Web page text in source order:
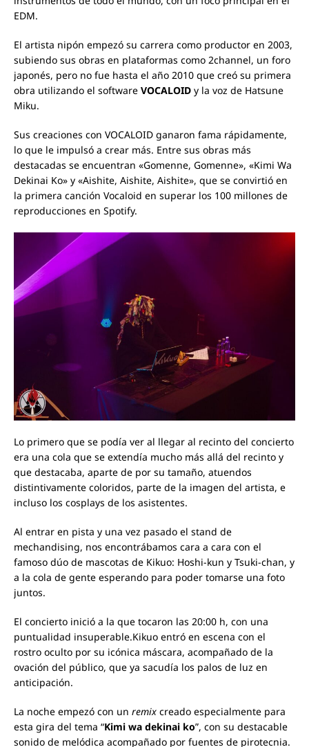
EDM.
El artista nipón empezó su carrera como productor en 2003,
subiendo sus obras en plataformas como 2channel, un foro
japonés, pero no fue hasta el año 2010 que creó su primera
obra utilizando el software VOCALOID y la voz de Hatsune
Miku.
Sus creaciones con VOCALOID ganaron fama rápidamente,
lo que le impulsó a crear más. Entre sus obras más
destacadas se encuentran «Gomenne, Gomenne», «Kimi Wa
Dekinai Ko» y «Aishite, Aishite, Aishite», que se convirtió en
la primera canción Vocaloid en superar los 100 millones de
reproducciones en Spotify.
Lo primero que se podía ver al llegar al recinto del concierto
era una cola que se extendía mucho más allá del recinto y
que destacaba, aparte de por su tamaño, atuendos
distintivamente coloridos, parte de la imagen del artista, e
incluso los cosplays de los asistentes.
Al entrar en pista y una vez pasado el stand de
mechandising, nos encontrábamos cara a cara con el
famoso dúo de mascotas de Kikuo: Hoshi-kun y Tsuki-chan, y
a la cola de gente esperando para poder tomarse una foto
juntos.
El concierto inició a la que tocaron las 20:00 h, con una
puntualidad insuperable.Kikuo entró en escena con el
rostro oculto por su icónica máscara, acompañado de la
ovación del público, que ya sacudía los palos de luz en
anticipación.
La noche empezó con un remix creado especialmente para
esta gira del tema “Kimi wa dekinai ko”, con su destacable
sonido de melódica acompañado por fuentes de pirotecnia.